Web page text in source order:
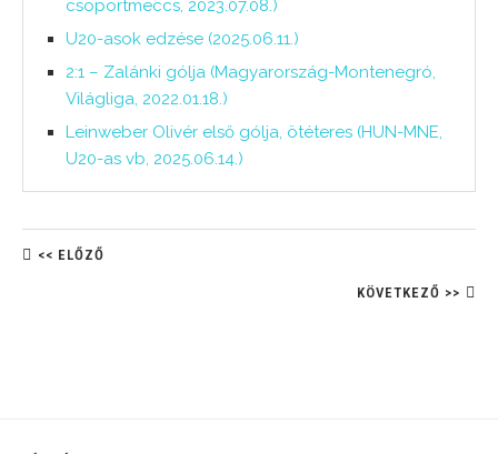
csoportmeccs, 2023.07.08.)
U20-asok edzése (2025.06.11.)
2:1 – Zalánki gólja (Magyarország-Montenegró,
Világliga, 2022.01.18.)
Leinweber Olivér első gólja, ötéteres (HUN-MNE,
U20-as vb, 2025.06.14.)
<< ELŐZŐ
KÖVETKEZŐ >>